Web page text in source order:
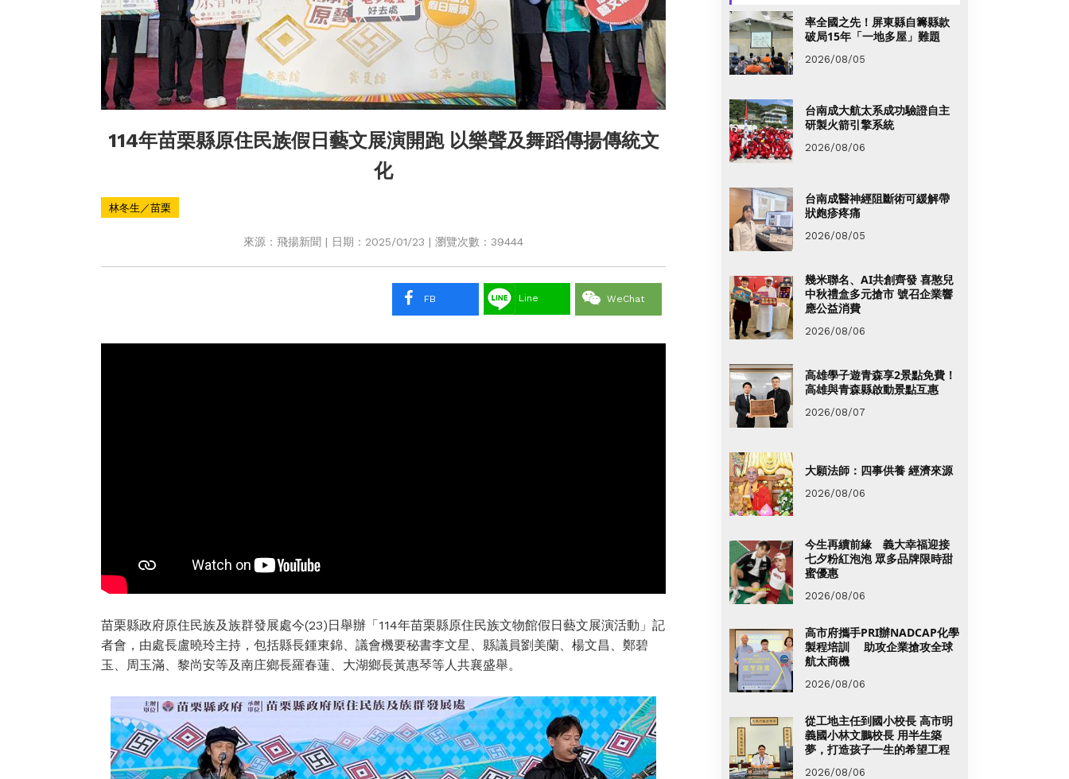
114年苗栗縣原住民族假日藝文展演開跑 以樂聲及舞蹈傳揚傳統文
化
林冬生／苗栗
來源：飛揚新聞 | 日期：2025/01/23 | 瀏覽次數：39444
FB Line WeChat
苗栗縣政府原住民族及族群發展處今(23)日舉辦「114年苗栗縣原住民族文物館假日藝文展演活動」記
者會，由處長盧曉玲主持，包括縣長鍾東錦、議會機要秘書李文星、縣議員劉美蘭、楊文昌、鄭碧
玉、周玉滿、黎尚安等及南庄鄉長羅春蓮、大湖鄉長黃惠琴等人共襄盛舉。
率全國之先！屏東縣自籌縣款
破局15年「一地多屋」難題
2026/08/05
台南成大航太系成功驗證自主
研製火箭引擎系統
2026/08/06
台南成醫神經阻斷術可緩解帶
狀皰疹疼痛
2026/08/05
幾米聯名、AI共創齊發 喜憨兒
中秋禮盒多元搶市 號召企業響
應公益消費
2026/08/06
高雄學子遊青森享2景點免費！
高雄與青森縣啟動景點互惠
2026/08/07
大願法師：四事供養 經濟來源
2026/08/06
今生再續前緣 義大幸福迎接
七夕粉紅泡泡 眾多品牌限時甜
蜜優惠
2026/08/06
高市府攜手PRI辦NADCAP化學
製程培訓 助攻企業搶攻全球
航太商機
2026/08/06
從工地主任到國小校長 高市明
義國小林文鵬校長 用半生築
夢，打造孩子一生的希望工程
2026/08/06